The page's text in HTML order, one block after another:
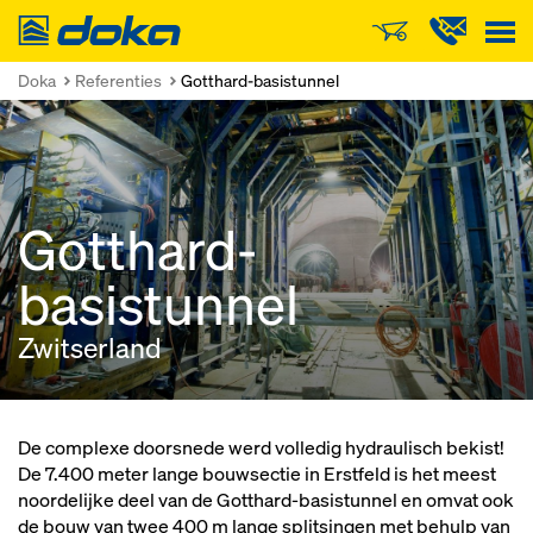
Doka
Doka Referenties Gotthard-basistunnel
Gotthard-
basistunnel
Zwitserland
De complexe doorsnede werd volledig hydraulisch bekist!
De 7.400 meter lange bouwsectie in Erstfeld is het meest
noordelijke deel van de Gotthard-basistunnel en omvat ook
de bouw van twee 400 m lange splitsingen met behulp van